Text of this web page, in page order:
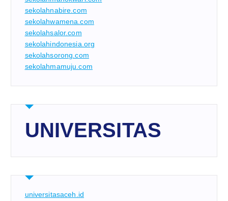
sekolahnabire.com
sekolahwamena.com
sekolahsalor.com
sekolahindonesia.org
sekolahsorong.com
sekolahmamuju.com
UNIVERSITAS
universitasaceh.id